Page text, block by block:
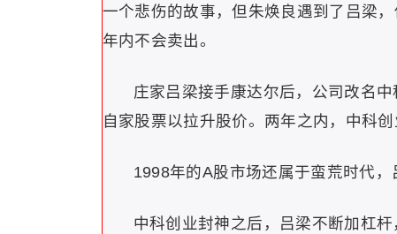
一个悲伤的故事，但朱焕良遇到了吕梁
年内不会卖出。
庄家吕梁接手康达尔后，公司改名
自家股票以拉升股价。两年之内，中科
1998年的A股市场还属于蛮荒时代
中科创业封神之后，吕梁不断加杠